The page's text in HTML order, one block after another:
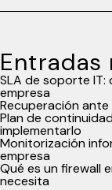
SLA de soporte
empresa
Recuperación ante
Plan de
implementarlo
Monitorización
empresa
Qué es un firewall
necesita